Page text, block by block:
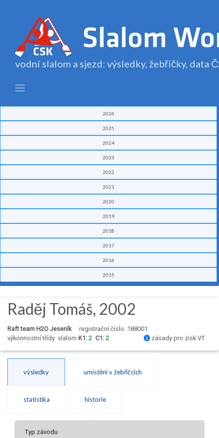
vodní slalom a sjezd: výsledky, žebříčky, data
2026
2025
2024
2023
2022
2021
2020
2019
2018
2017
2016
2015
Raděj Tomáš, 2002
Raft team H2O Jeseník
registrační číslo: 188001
výkonnostní třídy slalom K1: 2 C1: 2 zásady pro zisk VT
výsledky umístění v žebříčcích
statistika historie
Typ závodu